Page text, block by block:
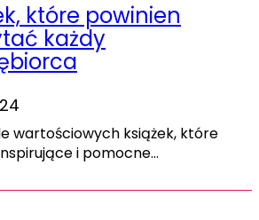
które powinien
każdy
wartościowych książek, które
i pomocne…